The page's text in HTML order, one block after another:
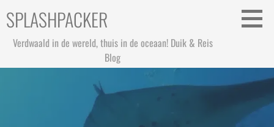
naar
inhoud
SPLASHPACKER
Verdwaald in de wereld, thuis in de oceaan! Duik & Reis
Blog